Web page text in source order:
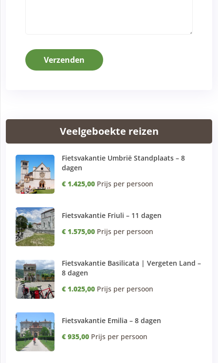
Verzenden
Veelgeboekte reizen
Fietsvakantie Umbrië Standplaats – 8
dagen
€ 1.425,00 Prijs per persoon
Fietsvakantie Friuli – 11 dagen
€ 1.575,00 Prijs per persoon
Fietsvakantie Basilicata | Vergeten Land –
8 dagen
€ 1.025,00 Prijs per persoon
Fietsvakantie Emilia – 8 dagen
€ 935,00 Prijs per persoon